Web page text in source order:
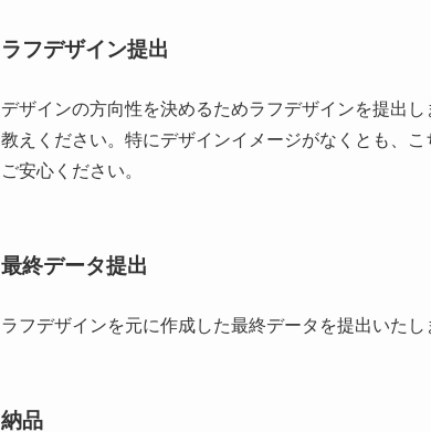
ラフデザイン提出
デザインの方向性を決めるためラフデザインを提出
教えください。特にデザインイメージがなくとも、
ご安心ください。
最終データ提出
ラフデザインを元に作成した最終データを提出いたし
納品